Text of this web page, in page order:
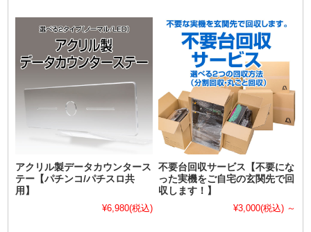
アクリル製データカウンタース
テー【パチンコ/パチスロ共
用】
¥6,980(税込)
不要台回収サービス【不要にな
った実機をご自宅の玄関先で回
収します！】
¥3,000(税込) ～